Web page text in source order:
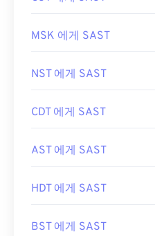
MSK 에게 SAST
NST 에게 SAST
CDT 에게 SAST
AST 에게 SAST
HDT 에게 SAST
BST 에게 SAST